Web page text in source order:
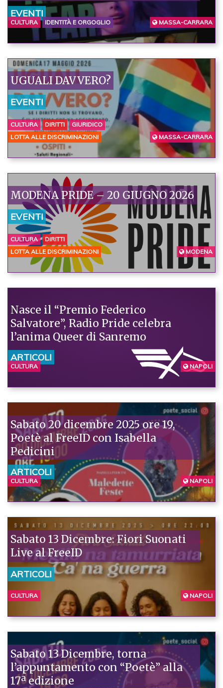
EVENTI
CULTURA IDENTITÀ E ORGOGLIO MASSA-CARRARA
UGUALI DAVVERO?
EVENTI
CULTURA DIRITTI
GIURIDICO
LOTTA ALLE DISCRIMINAZIONI
MASSA-CARRARA
MODENA PRIDE – 20 GIUGNO 2026
EVENTI
CULTURA
DIRITTI
LOTTA ALLE DISCRIMINAZIONI
MODENA
Nasce il “Premio Federico
Salvatore”, Radio Pride celebra
l’anima Queer di Sanremo
ARTICOLI
CULTURA NAPOLI
Sabato 20 dicembre 2025 ore 19,
Poetè al FreeID con Isabella
Pedicini
ARTICOLI
CULTURA NAPOLI
Sabato 13 Dicembre: Fiori Suonati
Live al FreeID
ARTICOLI
CULTURA NAPOLI
Sabato 13 Dicembre, torna
l’appuntamento con “Poetè” alla
17ª edizione